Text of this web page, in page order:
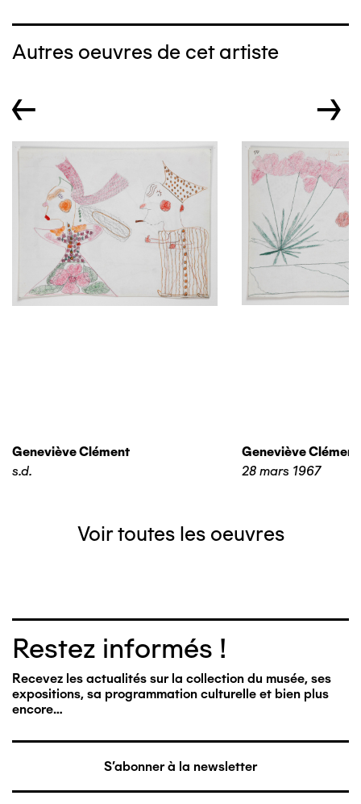
Autres oeuvres de cet artiste
← →
Geneviève Clément
s.d.
Geneviève Clément
28 mars 1967
Voir toutes les oeuvres
Restez informés !
Recevez les actualités sur la collection du musée, ses
expositions, sa programmation culturelle et bien plus
encore…
S'abonner à la newsletter